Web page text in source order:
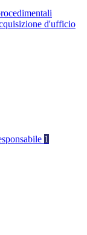
d'ufficio
1